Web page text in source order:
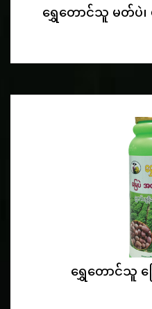
ရွှေတောင်သူ မတ်ပဲ
ရွှေတောင်သူ